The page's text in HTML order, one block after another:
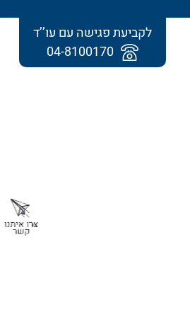
לקביעת פגישה עם עו’’ד
04-8100170